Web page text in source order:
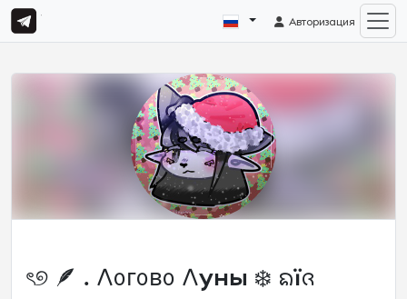
Авторизация
ৎ୭ 🪶 . 𐌡᧐ᴦ᧐ʙ᧐ 𐌡уны ❄️ ᨦïᨩ